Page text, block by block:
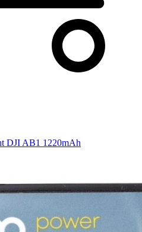
DJI AB1 1220mAh